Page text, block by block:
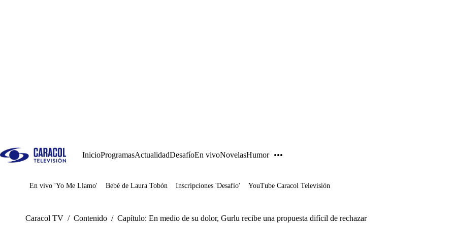
InicioProgramasActualidadDesafíoEn vivoNovelasHumor
Juegos
En vivo 'Yo Me Llamo' Bebé de Laura Tobón Inscripciones 'Desafío' YouTube Caracol Televisión
Caracol TV / Contenido / Capítulo: En medio de su dolor, Gurlu recibe una propuesta difícil de rechazar